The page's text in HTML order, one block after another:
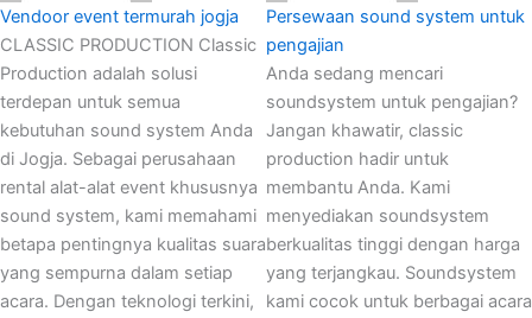
Vendoor event termurah jogja
CLASSIC PRODUCTION Classic
Production adalah solusi
terdepan untuk semua
kebutuhan sound system Anda
di Jogja. Sebagai perusahaan
rental alat-alat event khususnya
sound system, kami memahami
betapa pentingnya kualitas suara
yang sempurna dalam setiap
acara. Dengan teknologi terkini,
Persewaan sound system untuk
pengajian
Anda sedang mencari
soundsystem untuk pengajian?
Jangan khawatir, classic
production hadir untuk
membantu Anda. Kami
menyediakan soundsystem
berkualitas tinggi dengan harga
yang terjangkau. Soundsystem
kami cocok untuk berbagai acara